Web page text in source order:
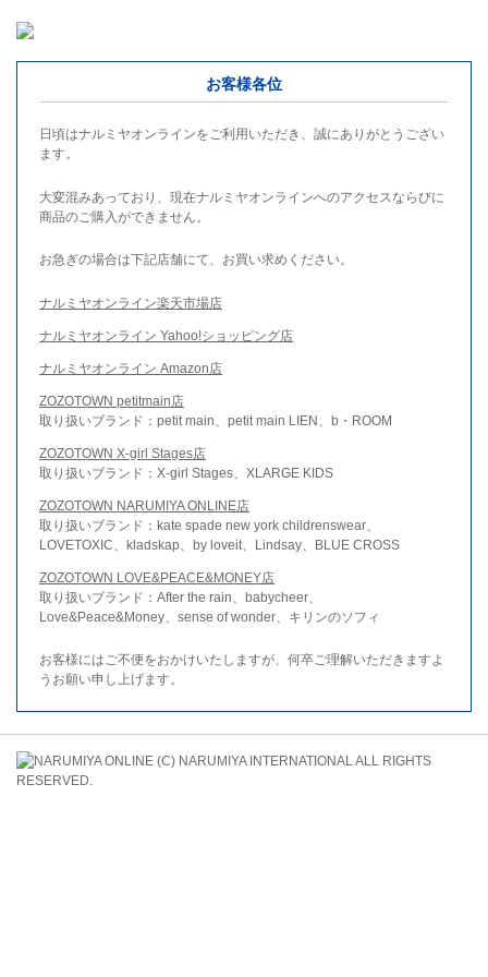
お客様各位
日頃はナルミヤオンラインをご利用いただき、誠にありがとうござい
ます。
大変混みあっており、現在ナルミヤオンラインへのアクセスならびに
商品のご購入ができません。
お急ぎの場合は下記店舗にて、お買い求めください。
ナルミヤオンライン楽天市場店
ナルミヤオンライン Yahoo!ショッピング店
ナルミヤオンライン Amazon店
ZOZOTOWN petitmain店
取り扱いブランド：petit main、petit main LIEN、b・ROOM
ZOZOTOWN X-girl Stages店
取り扱いブランド：X-girl Stages、XLARGE KIDS
ZOZOTOWN NARUMIYA ONLINE店
取り扱いブランド：kate spade new york childrenswear、
LOVETOXIC、kladskap、by loveit、Lindsay、BLUE CROSS
ZOZOTOWN LOVE&PEACE&MONEY店
取り扱いブランド：After the rain、babycheer、
Love&Peace&Money、sense of wonder、キリンのソフィ
お客様にはご不便をおかけいたしますが、何卒ご理解いただきますよ
うお願い申し上げます。